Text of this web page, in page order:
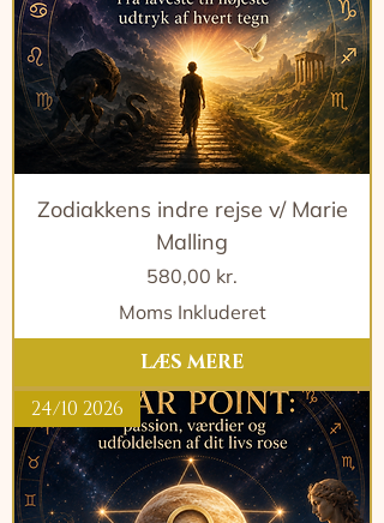
Zodiakkens indre rejse v/ Marie
Malling
Pris
580,00 kr.
Moms Inkluderet
LÆS MERE
24/10 2026